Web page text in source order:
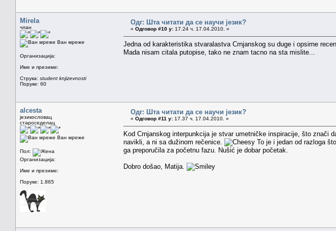
Mirela
члан
Ван мреже
Организација:
Име и презиме:
Струка: student knjizevnosti
Поруке: 60
Одг: Шта читати да се научи језик?
« Одговор #10 у: 17.24 ч. 17.04.2010. »
Jedna od karakteristika stvaralastva Crnjanskog su duge i opsirne
Mada nisam citala putopise, tako ne znam tacno na sta mislite...
alcesta
језикословац
староседелац
Ван мреже
Пол:
Организација:
Име и презиме:
Поруке: 1.865
Одг: Шта читати да се научи језик?
« Одговор #11 у: 17.37 ч. 17.04.2010. »
Kod Crnjanskog interpunkcija je stvar umetničke inspiracije, što znači
navikli, a ni sa dužinom rečenice.
To je i jedan od razloga
ga preporučila za početnu fazu. Nušić je dobar početak.
Dobro došao, Matija.